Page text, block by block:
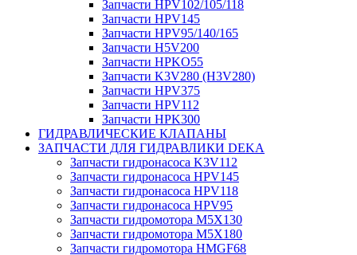
Запчасти HPV102/105/118
Запчасти HPV145
Запчасти HPV95/140/165
Запчасти H5V200
Запчасти HPKO55
Запчасти K3V280 (H3V280)
Запчасти HPV375
Запчасти HPV112
Запчасти HPK300
ГИДРАВЛИЧЕСКИЕ КЛАПАНЫ
ЗАПЧАСТИ ДЛЯ ГИДРАВЛИКИ DEKA
Запчасти гидронасоса K3V112
Запчасти гидронасоса HPV145
Запчасти гидронасоса HPV118
Запчасти гидронасоса HPV95
Запчасти гидромотора M5X130
Запчасти гидромотора M5X180
Запчасти гидромотора HMGF68